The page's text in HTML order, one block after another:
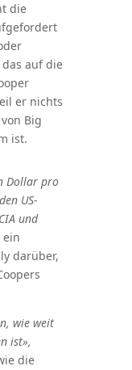
die
auf die
er nichts
Big
ist.
Dollar pro
US-
und
ein
darüber,
wie weit
ist»,
die